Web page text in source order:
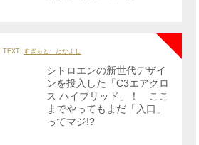
TEXT: すぎもと たかよし
シトロエンの新世代デザイ
ンを投入した「C3エアクロ
ス ハイブリッド」！ ここ
までやってもまだ「入口」
ってマジ!?